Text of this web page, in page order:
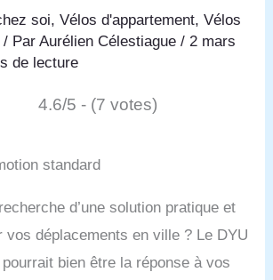
soi,Vélos d'appartement,Vélos
/ ParAurélien Célestiague/2 mars
de lecture
4.6/5 - (7 votes)
d’une solution pratique et
vos déplacements en ville ? Le DYU
bien être la réponse à vos